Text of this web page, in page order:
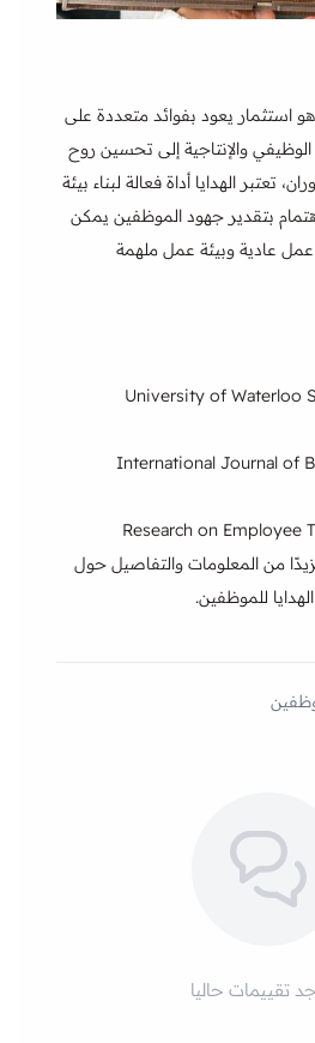
استثمار يعود بفوائد متعددة على
والإنتاجية إلى تحسين روح
تعتبر الهدايا أداة فعالة لبناء بيئة
بتقدير جهود الموظفين يمكن
عمل عادية وبيئة عمل ملهمة
University of Waterloo
International Journal of
Research on Employee
من المعلومات والتفاصيل حول
للموظفين.
تقييمات حاليا